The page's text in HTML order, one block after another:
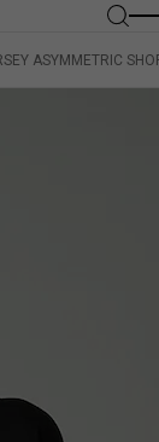
ASYMMETRIC